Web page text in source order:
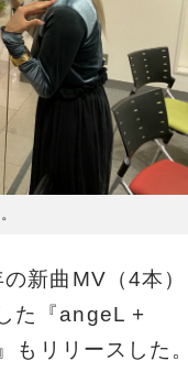
新曲MV（4本）
た『angeL +
もリリースした